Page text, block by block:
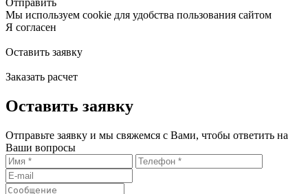
Отправить
Мы используем cookie для удобства пользования сайтом
Я согласен
Оставить заявку
Заказать расчет
Оставить заявку
Отправьте заявку и мы свяжемся с Вами, чтобы ответить на
Ваши вопросы